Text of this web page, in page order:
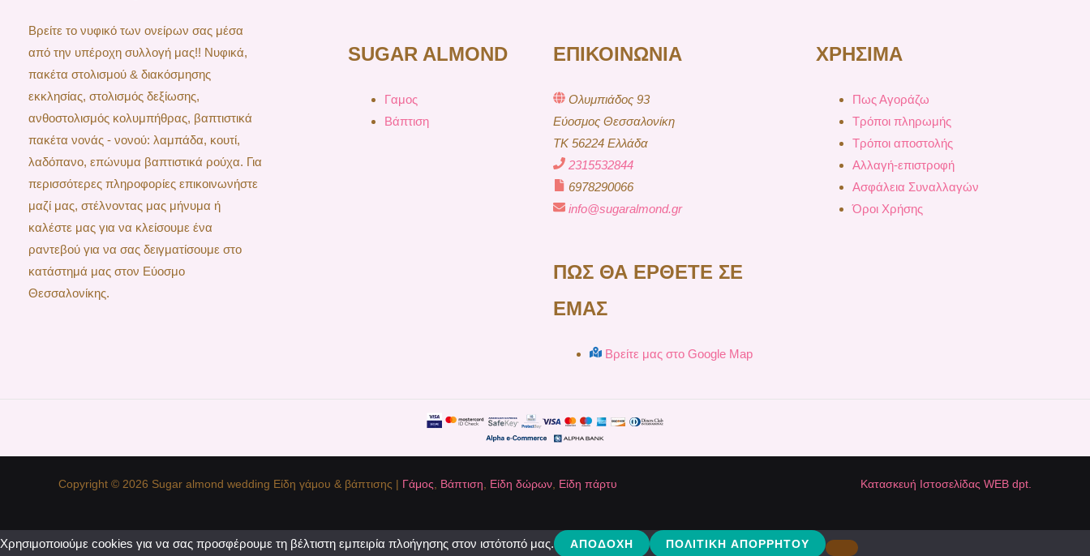
Βρείτε το νυφικό των ονείρων σας μέσα
από την υπέροχη συλλογή μας!! Νυφικά,
πακέτα στολισμού & διακόσμησης
εκκλησίας, στολισμός δεξίωσης,
ανθοστολισμός κολυμπήθρας, βαπτιστικά
πακέτα νονάς - νονού: λαμπάδα, κουτί,
λαδόπανο, επώνυμα βαπτιστικά ρούχα. Για
περισσότερες πληροφορίες επικοινωνήστε
μαζί μας, στέλνοντας μας μήνυμα ή
καλέστε μας για να κλείσουμε ένα
ραντεβού για να σας δειγματίσουμε στο
κατάστημά μας στον Εύοσμο
Θεσσαλονίκης.
SUGAR ALMOND
Γαμος
Βάπτιση
ΕΠΙΚΟΙΝΩΝΙΑ
Ολυμπιάδος 93
Εύοσμος Θεσσαλονίκη
TK 56224 Ελλάδα
2315532844
6978290066
info@sugaralmond.gr
ΠΩΣ ΘΑ ΕΡΘΕΤΕ ΣΕ
ΕΜΑΣ
Βρείτε μας στο Google Map
ΧΡΗΣΙΜΑ
Πως Αγοράζω
Τρόποι πληρωμής
Τρόποι αποστολής
Αλλαγή-επιστροφή
Ασφάλεια Συναλλαγών
Όροι Χρήσης
Copyright © 2026 Sugar almond wedding Είδη γάμου & βάπτισης | Γάμος, Βάπτιση, Είδη δώρων, Είδη πάρτυ Κατασκευή Ιστοσελίδας WEB dpt.
Χρησιμοποιούμε cookies για να σας προσφέρουμε τη βέλτιστη εμπειρία πλοήγησης στον ιστότοπό μας. ΑΠΟΔΟΧΉ ΠΟΛΙΤΙΚΉ ΑΠΟΡΡΉΤΟΥ